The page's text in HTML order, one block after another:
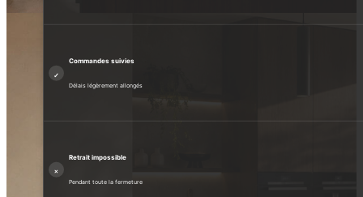
✓
Commandes suivies
Délais légèrement allongés
×
Retrait impossible
Pendant toute la fermeture